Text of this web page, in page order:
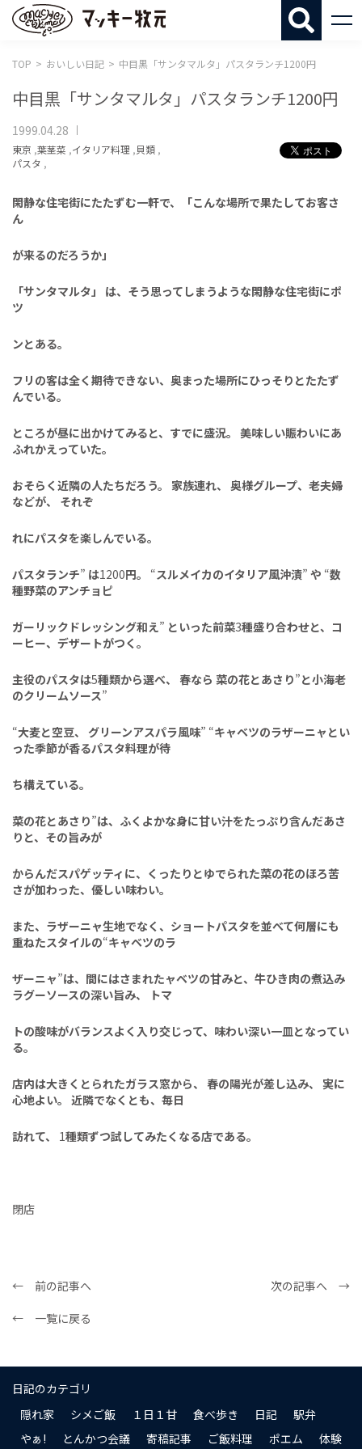
TOP おいしい日記 中目黒「サンタマルタ」パスタランチ1200円
中目黒「サンタマルタ」パスタランチ1200円
1999.04.28
東京 ,葉茎菜 ,イタリア料理 ,貝類 ,
パスタ ,
閑静な住宅街にたたずむ一軒で、
「こんな場所で果たしてお客さ
ん
が来るのだろうか」
「サンタマルタ」 は、そう思って しまうような閑静な住宅街にポ
ツ
ンとある。
フリの客は全く期待できない、奥まった場所にひっそり とたたず
んでいる。
ところが昼に出かけてみると、 すでに盛況。 美味しい賑わいにあ
ふれかえっていた。
おそらく近隣の人たちだろう。 家族連れ、 奥様グループ、老夫婦
などが、
それぞ
れにパスタを楽しんでいる。
パスタランチ” は1200円。 “スルメイカのイタリア風沖漬” や “数
種野菜のアンチョピ
ガーリックドレッシング和え” と いった前菜3種盛り合わせと、 コ
ーヒー、デザートがつく。
主役のパスタは5種類から選べ、 春なら 菜の花とあさり”と小海老
のクリームソース”
“大麦と空豆、 グリーンアスパラ風味” “キャベツのラザーニャと い
った季節が香るパスタ料理が待
ち構えている。
菜の花とあさり”は、ふくよかな身に甘い汁をたっぷり含んだあさ
りと、その旨みが
からんだスパゲッティに、くった りとゆでられた菜の花のほろ苦
さが加わった、優しい味わい。
また、ラザーニャ生地でなく、 ショートパスタを並べて何層にも
重ねたスタイルの“キャベツのラ
ザーニャ”は、間にはさまれたャベツの甘みと、牛ひき肉の煮込み
ラグーソースの深い旨み、
トマ
トの酸味がバランスよく入り交じって、味わい深い一皿となってい
る。
店内は大きくとられたガラス窓から、 春の陽光が差し込み、
実に
心地よい。 近隣でなくとも、毎日
訪れて、 1種類ずつ試してみたく なる店である。
閉店
← 前の記事へ
次の記事へ →
← 一覧に戻る
日記のカテゴリ
隠れ家
シメご飯 １日１甘 食べ歩き 日記
駅弁
やぁ!
とんかつ会議 寄稿記事 ご飯料理 ポエム 体験